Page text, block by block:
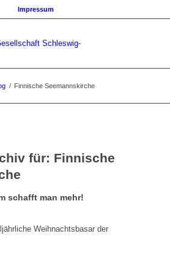
Impressum
/ Finnische Seemannskirche
für: Finnische
schafft man mehr!
Weihnachtsbasar der